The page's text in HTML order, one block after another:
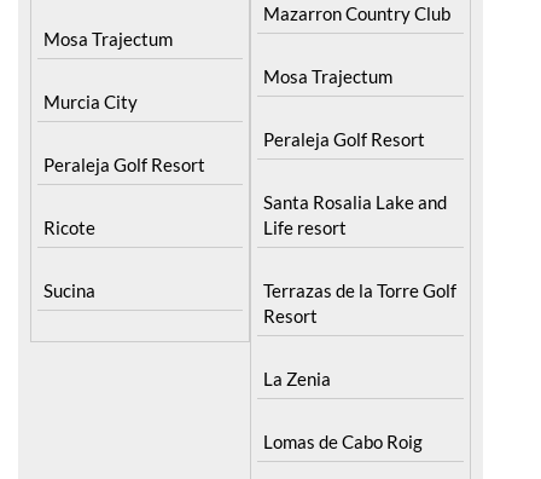
Mosa Trajectum
Murcia City
Peraleja Golf Resort
Ricote
Sucina
Mazarron Country Club
Mosa Trajectum
Peraleja Golf Resort
Santa Rosalia Lake and
Life resort
Terrazas de la Torre Golf
Resort
La Zenia
Lomas de Cabo Roig